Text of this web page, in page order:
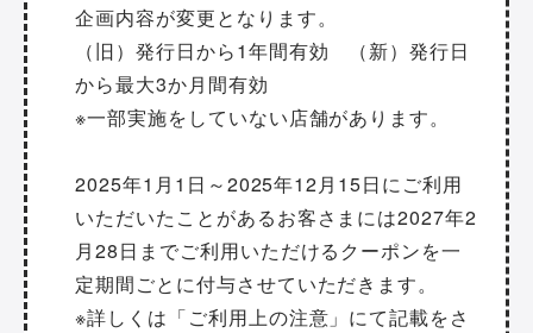
企画内容が変更となります。
（旧）発行日から1年間有効 （新）発行日
から最大3か月間有効
※一部実施をしていない店舗があります。
2025年1月1日～2025年12月15日にご利用
いただいたことがあるお客さまには2027年2
月28日までご利用いただけるクーポンを一
定期間ごとに付与させていただきます。
※詳しくは「ご利用上の注意」にて記載をさ